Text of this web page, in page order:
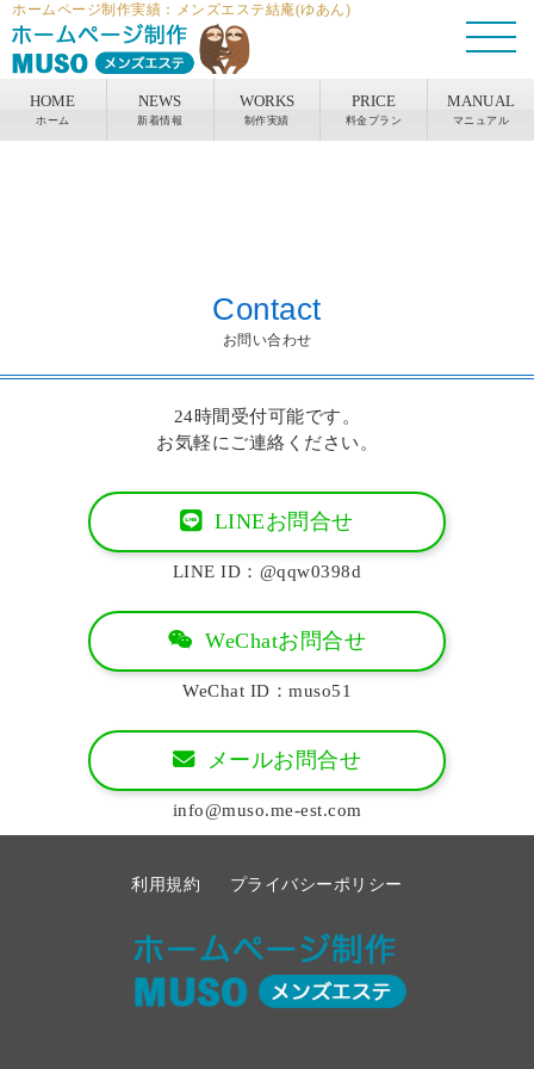
ホームページ制作実績：メンズエステ結庵(ゆあん)
HOME
ホーム
NEWS
新着情報
WORKS
制作実績
PRICE
料金プラン
MANUAL
マニュアル
Contact
お問い合わせ
24時間受付可能です。
お気軽にご連絡ください。
LINEお問合せ
LINE ID：@qqw0398d
WeChatお問合せ
WeChat ID：muso51
メールお問合せ
info@muso.me-est.com
利用規約 プライバシーポリシー